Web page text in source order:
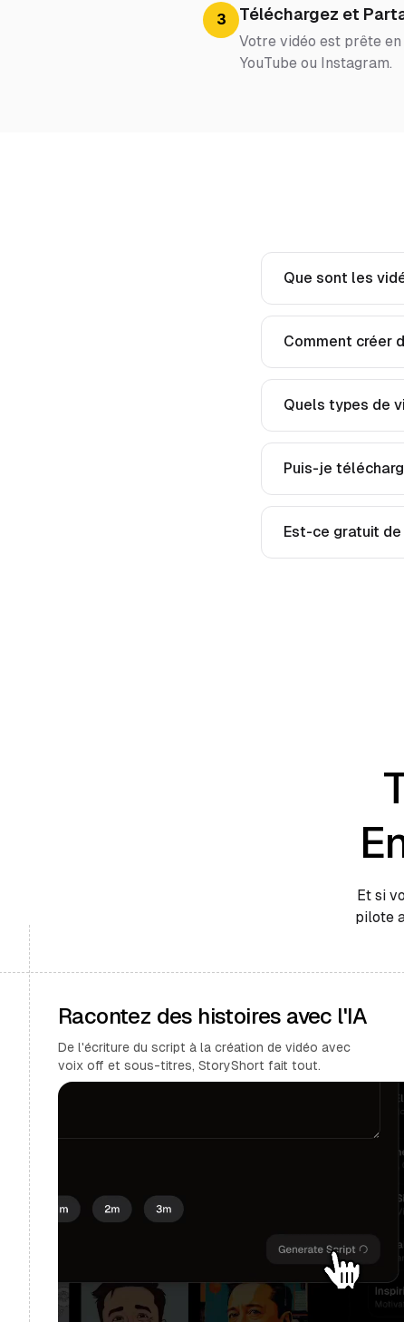
3 Téléchargez et
Votre vidéo est prête
YouTube ou Instagram.
Que sont les
Comment créer
Quels types de
Puis-je
Est-ce gratuit de
Et si
pilote
Racontez des histoires avec l'IA
De l'écriture du script à la création de vidéo avec
voix off et sous-titres, StoryShort fait tout.